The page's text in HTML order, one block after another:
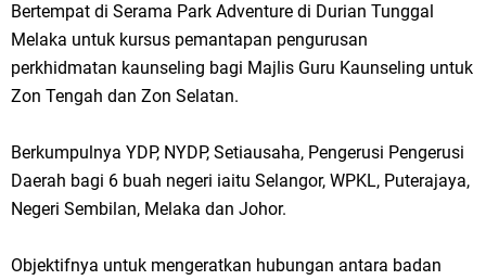
Bertempat di Serama Park Adventure di Durian Tunggal
Melaka untuk kursus pemantapan pengurusan
perkhidmatan kaunseling bagi Majlis Guru Kaunseling untuk
Zon Tengah dan Zon Selatan.
Berkumpulnya YDP, NYDP, Setiausaha, Pengerusi Pengerusi
Daerah bagi 6 buah negeri iaitu Selangor, WPKL, Puterajaya,
Negeri Sembilan, Melaka dan Johor.
Objektifnya untuk mengeratkan hubungan antara badan